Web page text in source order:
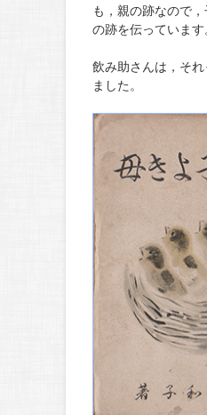
も，親の跡なので
の跡を伝っています
飲み助さんは，そ
ました。